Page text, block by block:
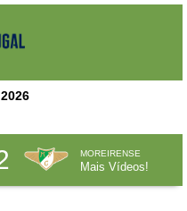
MOREIRENSE
Mais Vídeos!